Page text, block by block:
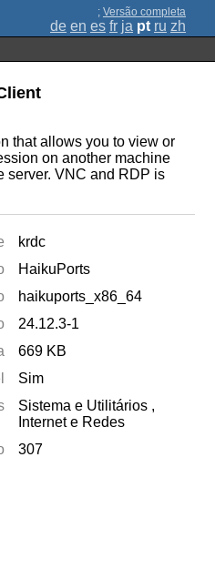
; Versão completa
de en es fr ja pt ru zh
that allows you to view or
on another machine
server. VNC and RDP is
krdc
HaikuPorts
haikuports_x86_64
24.12.3-1
669 KB
Sim
Sistema e Utilitários ,
Internet e Redes
307